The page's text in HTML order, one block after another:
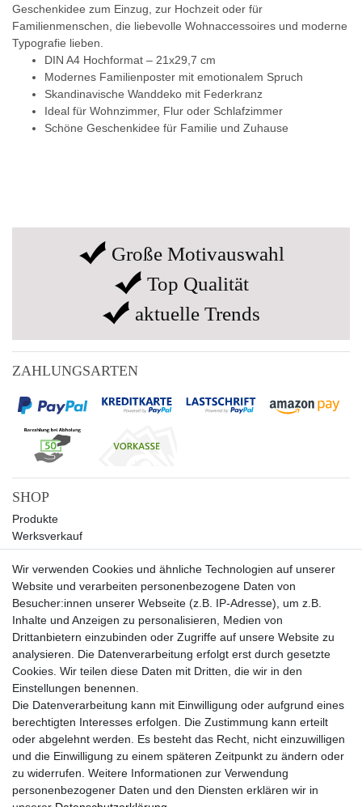
Geschenkidee zum Einzug, zur Hochzeit oder für
Familienmenschen, die liebevolle Wohnaccessoires und moderne
Typografie lieben.
DIN A4 Hochformat – 21x29,7 cm
Modernes Familienposter mit emotionalem Spruch
Skandinavische Wanddeko mit Federkranz
Ideal für Wohnzimmer, Flur oder Schlafzimmer
Schöne Geschenkidee für Familie und Zuhause
Große Motivauswahl
Top Qualität
aktuelle Trends
ZAHLUNGSARTEN
SHOP
Produkte
Werksverkauf
Sale
UNTERNEHMEN
Über uns
Kontakt
SERVICE
Versand
Zahlung
Hilfe
RECHTLICHES
Widerrufsrecht
Widerrufsformular
Impressum
Datenschutzerklärung
Wir verwenden Cookies und ähnliche Technologien auf unserer
Website und verarbeiten personenbezogene Daten von
Besucher:innen unserer Webseite (z.B. IP-Adresse), um z.B.
Inhalte und Anzeigen zu personalisieren, Medien von
Drittanbietern einzubinden oder Zugriffe auf unsere Website zu
analysieren. Die Datenverarbeitung erfolgt erst durch gesetzte
Cookies. Wir teilen diese Daten mit Dritten, die wir in den
Einstellungen benennen.
Die Datenverarbeitung kann mit Einwilligung oder aufgrund eines
berechtigten Interesses erfolgen. Die Zustimmung kann erteilt
oder abgelehnt werden. Es besteht das Recht, nicht einzuwilligen
und die Einwilligung zu einem späteren Zeitpunkt zu ändern oder
zu widerrufen. Weitere Informationen zur Verwendung
personenbezogener Daten und den Diensten erklären wir in